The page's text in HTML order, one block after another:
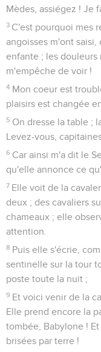
Mèdes, assiégez ! Je
3 C'est pourquoi mes
angoisses m'ont
enfante ; les
m'empêche de voir !
4 Mon coeur est
plaisirs est changée
5 On dresse la table ;
Levez-vous,
6 Car ainsi m'a dit le
qu'elle annonce ce
7 Elle voit de la
deux ; des cavaliers
chameaux ; elle
attention.
8 Puis elle s'écrie,
sentinelle sur la tour
poste toute la nuit ;
9 Et voici venir de la
Elle prend encore la
tombée, Babylone !
brisées par terre !